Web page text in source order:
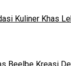
Kuliner Khas